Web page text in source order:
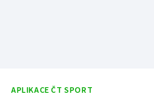
APLIKACE ČT SPORT